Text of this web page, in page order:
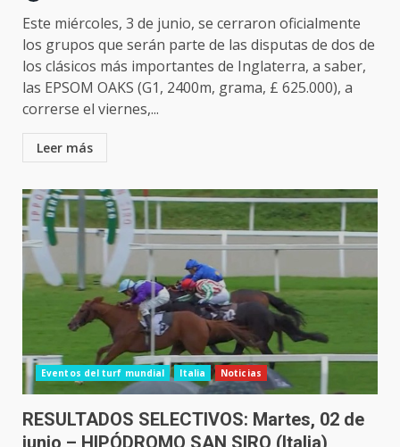
Este miércoles, 3 de junio, se cerraron oficialmente
los grupos que serán parte de las disputas de dos de
los clásicos más importantes de Inglaterra, a saber,
las EPSOM OAKS (G1, 2400m, grama, £ 625.000), a
correrse el viernes,...
Leer más
Eventos del turf mundial Italia Noticias
RESULTADOS SELECTIVOS: Martes, 02 de
junio – HIPÓDROMO SAN SIRO (Italia)